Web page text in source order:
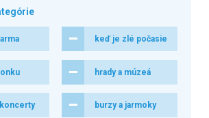
keď je zlé počasie
hrady a múzeá
burzy a jarmoky